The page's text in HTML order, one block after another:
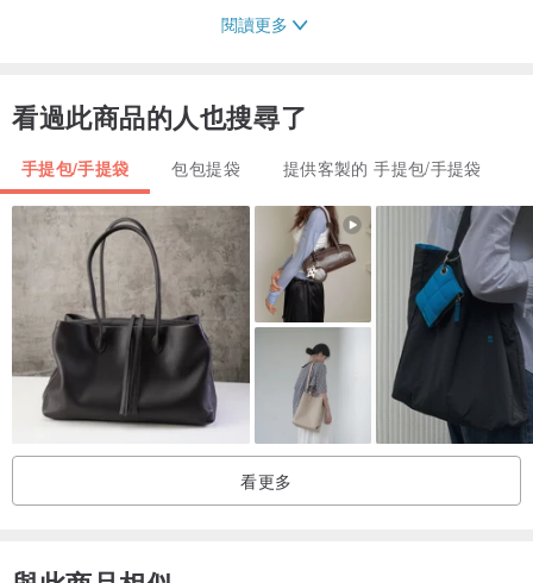
平舖尺寸: 23公分(寬)X40公分(高)
提把高度: 18公分
。。。
材質: 100%棉
產地/製造方式
台灣/手作
閱讀更多
看過此商品的人也搜尋了
手提包/手提袋 包包提袋 提供客製的 手提包/手提袋
看更多